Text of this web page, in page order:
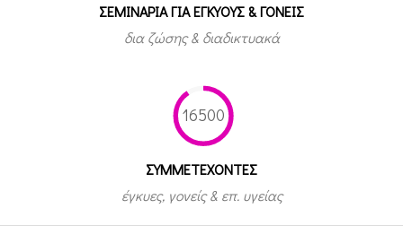
ΣΕΜΙΝΑΡΙΑ ΓΙΑ ΕΓΚΥΟΥΣ & ΓΟΝΕΙΣ
δια ζώσης & διαδικτυακά
16500
ΣΥΜΜΕΤEΧΟΝΤΕΣ
έγκυες, γονείς & επ. υγείας